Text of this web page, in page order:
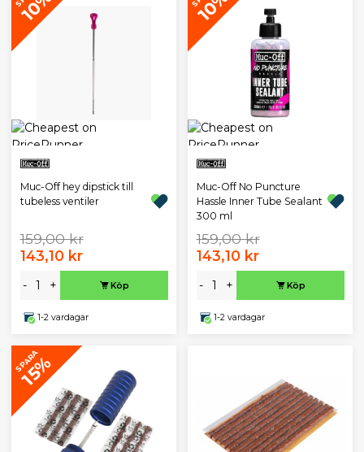
Muc-Off hey dipstick till
tubeless ventiler
159,00 kr
143,10 kr
- + Köp
1-2 vardagar
Muc-Off No Puncture
Hassle Inner Tube Sealant
300 ml
159,00 kr
143,10 kr
- + Köp
1-2 vardagar
SPARA
15%